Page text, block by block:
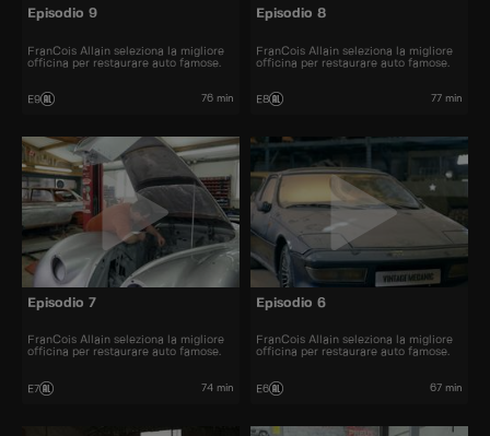
Episodio 9
FranCois Allain seleziona la migliore
officina per restaurare auto famose.
E9 76 min
Episodio 8
FranCois Allain seleziona la migliore
officina per restaurare auto famose.
E8 77 min
Episodio 7
FranCois Allain seleziona la migliore
officina per restaurare auto famose.
E7 74 min
Episodio 6
FranCois Allain seleziona la migliore
officina per restaurare auto famose.
E6 67 min